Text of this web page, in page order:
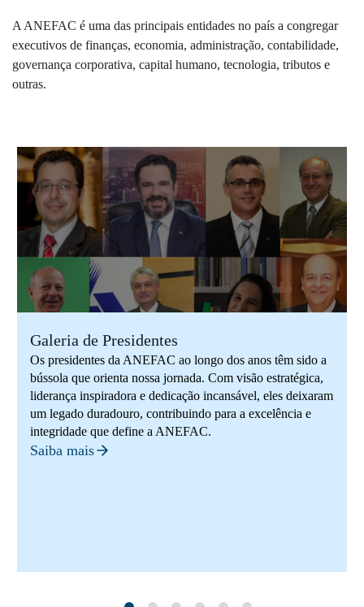
A ANEFAC é uma das principais entidades no país a congregar
executivos de finanças, economia, administração, contabilidade,
governança corporativa, capital humano, tecnologia, tributos e
outras.
Galeria de Presidentes
Os presidentes da ANEFAC ao longo dos anos têm sido a
bússola que orienta nossa jornada. Com visão estratégica,
liderança inspiradora e dedicação incansável, eles deixaram
um legado duradouro, contribuindo para a excelência e
integridade que define a ANEFAC.
Saiba mais